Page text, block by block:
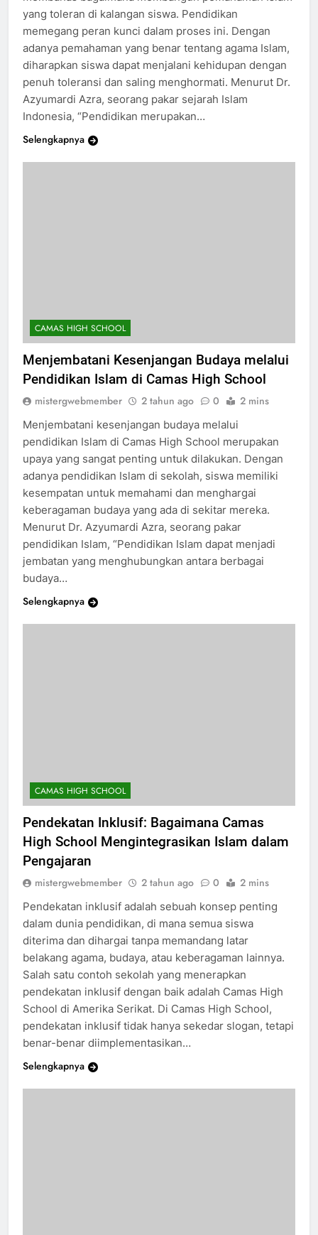
yang toleran di kalangan siswa. Pendidikan
memegang peran kunci dalam proses ini. Dengan
adanya pemahaman yang benar tentang agama Islam,
diharapkan siswa dapat menjalani kehidupan dengan
penuh toleransi dan saling menghormati. Menurut Dr.
Azyumardi Azra, seorang pakar sejarah Islam
Indonesia, “Pendidikan merupakan…
Selengkapnya
CAMAS HIGH SCHOOL
Menjembatani Kesenjangan Budaya melalui
Pendidikan Islam di Camas High School
mistergwebmember 2 tahun ago 0 2 mins
Menjembatani kesenjangan budaya melalui
pendidikan Islam di Camas High School merupakan
upaya yang sangat penting untuk dilakukan. Dengan
adanya pendidikan Islam di sekolah, siswa memiliki
kesempatan untuk memahami dan menghargai
keberagaman budaya yang ada di sekitar mereka.
Menurut Dr. Azyumardi Azra, seorang pakar
pendidikan Islam, “Pendidikan Islam dapat menjadi
jembatan yang menghubungkan antara berbagai
budaya…
Selengkapnya
CAMAS HIGH SCHOOL
Pendekatan Inklusif: Bagaimana Camas
High School Mengintegrasikan Islam dalam
Pengajaran
mistergwebmember 2 tahun ago 0 2 mins
Pendekatan inklusif adalah sebuah konsep penting
dalam dunia pendidikan, di mana semua siswa
diterima dan dihargai tanpa memandang latar
belakang agama, budaya, atau keberagaman lainnya.
Salah satu contoh sekolah yang menerapkan
pendekatan inklusif dengan baik adalah Camas High
School di Amerika Serikat. Di Camas High School,
pendekatan inklusif tidak hanya sekedar slogan, tetapi
benar-benar diimplementasikan…
Selengkapnya